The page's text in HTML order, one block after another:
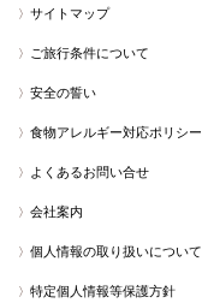
サイトマップ
ご旅行条件について
安全の誓い
食物アレルギー対応ポリシー
よくあるお問い合せ
会社案内
個人情報の取り扱いについて
特定個人情報等保護方針